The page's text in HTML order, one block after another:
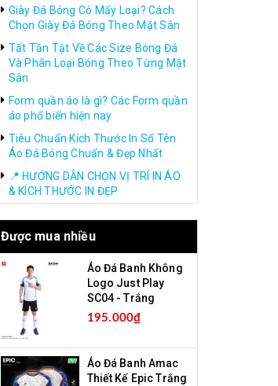
Giày Đá Bóng Có Mấy Loại? Cách
Chọn Giày Đá Bóng Theo Mặt Sân
Tất Tần Tật Về Các Size Bóng Đá
Và Phân Loại Bóng Theo Từng Mặt
Sân
Form quần áo là gì? Các Form quần
áo phổ biến hiện nay
Tiêu Chuẩn Kích Thước In Số Tên
Áo Đá Bóng Chuẩn & Đẹp Nhất
📍 HƯỚNG DẪN CHỌN VỊ TRÍ IN ÁO
& KÍCH THƯỚC IN ĐẸP
Được mua nhiều
Áo Đá Banh Không
Logo Just Play
SC04 - Trắng
195.000₫
Áo Đá Banh Amac
Thiết Kế Epic Trắng